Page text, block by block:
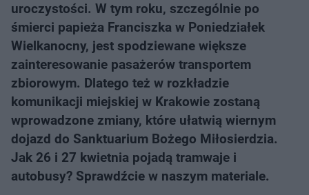
uroczystości. W tym roku, szczególnie po
śmierci papieża Franciszka w Poniedziałek
Wielkanocny, jest spodziewane większe
zainteresowanie pasażerów transportem
zbiorowym. Dlatego też w rozkładzie
komunikacji miejskiej w Krakowie zostaną
wprowadzone zmiany, które ułatwią wiernym
dojazd do Sanktuarium Bożego Miłosierdzia.
Jak 26 i 27 kwietnia pojadą tramwaje i
autobusy? Sprawdźcie w naszym materiale.